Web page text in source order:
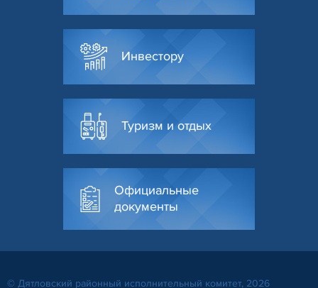
Инвестору
Туризм и отдых
Официальные
документы
© Дятловский районный исполнительный комитет, 2026